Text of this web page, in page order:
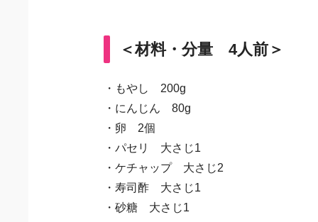
＜材料・分量 4人前＞
・もやし 200g
・にんじん 80g
・卵 2個
・パセリ 大さじ1
・ケチャップ 大さじ2
・寿司酢 大さじ1
・砂糖 大さじ1